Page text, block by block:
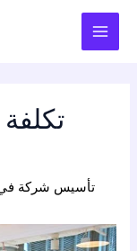
تأسيس شركة